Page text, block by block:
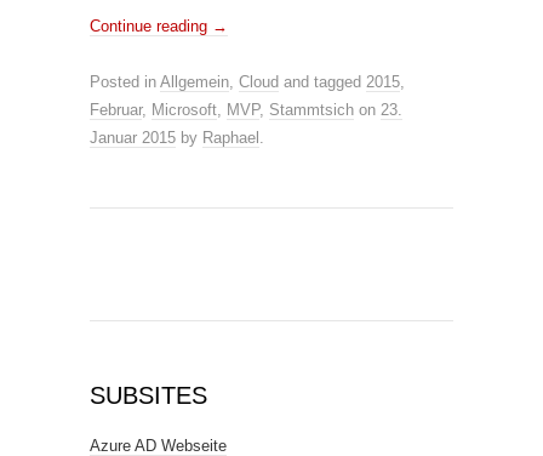
Continue reading →
Posted in Allgemein, Cloud and tagged 2015,
Februar, Microsoft, MVP, Stammtsich on 23.
Januar 2015 by Raphael .
SUBSITES
Azure AD Webseite